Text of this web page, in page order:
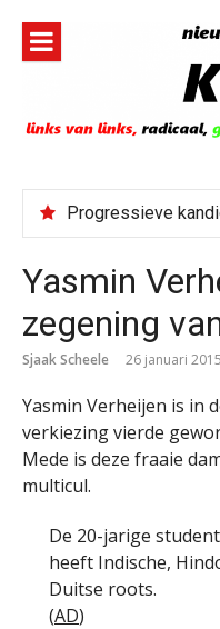
inhoud
Yasmin
zegening
Sjaak Scheele 26 januari 2015
Yasmin Verheijen is in
verkiezing vierde
Mede is deze fraaie
multicul.
De 20-jarige
heeft Indische,
Duitse roots.
(AD)